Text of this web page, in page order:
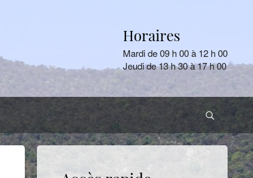
Horaires
Mardi de 09 h 00 à 12 h 00
Jeudi de 13 h 30 à 17 h 00